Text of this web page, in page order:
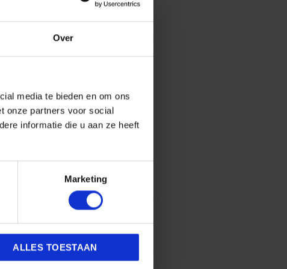
Over
media te bieden en om ons
onze partners voor social
informatie die u aan ze heeft
Marketing
ALLES TOESTAAN
je schoenen insprayen met
gekleurd leer.